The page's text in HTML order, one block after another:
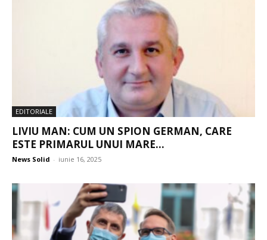
EDITORIALE
LIVIU MAN: CUM UN SPION GERMAN, CARE
ESTE PRIMARUL UNUI MARE...
News Solid - iunie 16, 2025